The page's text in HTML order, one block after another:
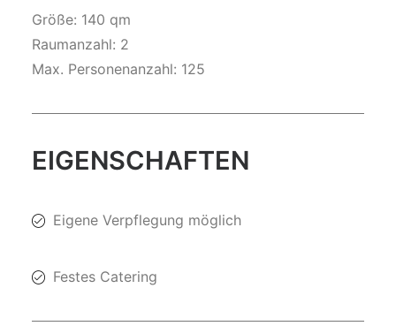
Größe: 140 qm
Raumanzahl: 2
Max. Personenanzahl: 125
EIGENSCHAFTEN
Eigene Verpflegung möglich
Festes Catering